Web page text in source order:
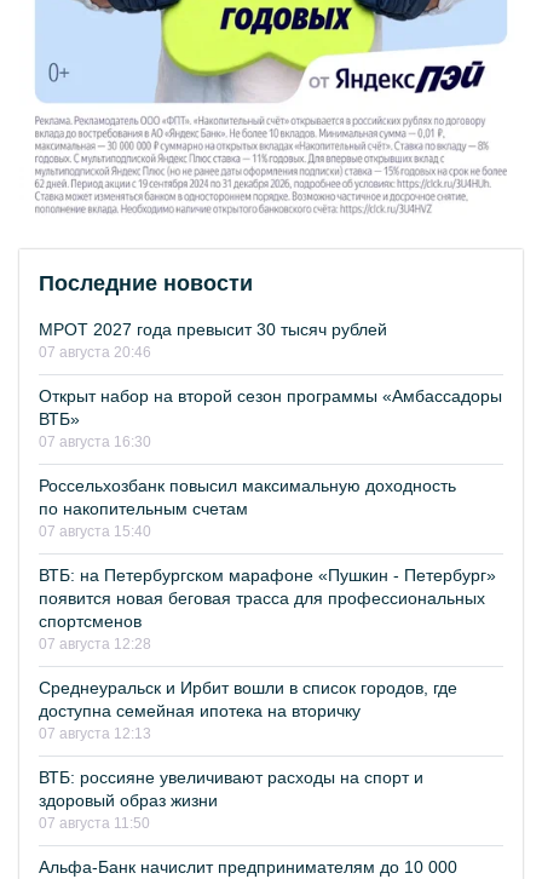
Последние новости
МРОТ 2027 года превысит 30 тысяч рублей
07 августа 20:46
Открыт набор на второй сезон программы «Амбассадоры
ВТБ»
07 августа 16:30
Россельхозбанк повысил максимальную доходность
по накопительным счетам
07 августа 15:40
ВТБ: на Петербургском марафоне «Пушкин - Петербург»
появится новая беговая трасса для профессиональных
спортсменов
07 августа 12:28
Среднеуральск и Ирбит вошли в список городов, где
доступна семейная ипотека на вторичку
07 августа 12:13
ВТБ: россияне увеличивают расходы на спорт и
здоровый образ жизни
07 августа 11:50
Альфа-Банк начислит предпринимателям до 10 000